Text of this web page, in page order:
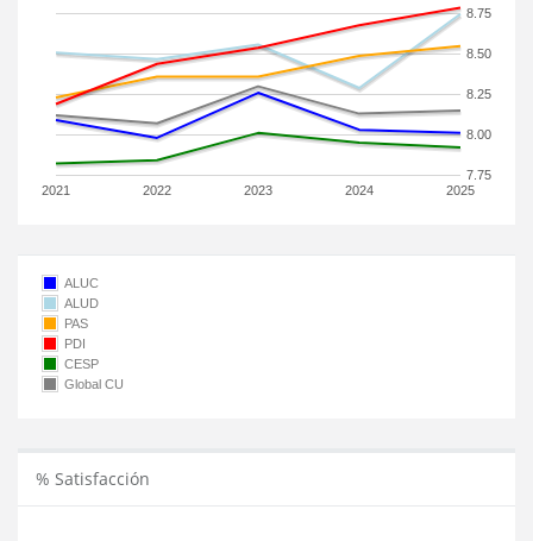
2021 2022 2023 2024 2025
7.75
8.00
8.25
8.50
8.75
ALUC
ALUD
PAS
PDI
CESP
Global CU
% Satisfacción